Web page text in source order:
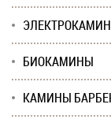
БИОКАМИНЫ
КАМИНЫ